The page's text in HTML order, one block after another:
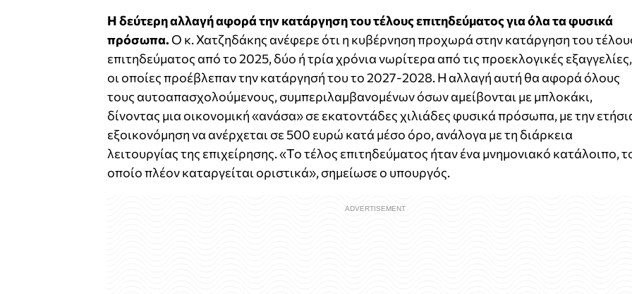
Η δεύτερη αλλαγή αφορά την κατάργηση του τέλους επιτηδεύματος για όλα τα φυσικά
πρόσωπα. Ο κ. Χατζηδάκης ανέφερε ότι η κυβέρνηση προχωρά στην κατάργηση του
επιτηδεύματος από το 2025, δύο ή τρία χρόνια νωρίτερα από τις προεκλογικές εξαγγελίες,
οι οποίες προέβλεπαν την κατάργησή του το 2027-2028. Η αλλαγή αυτή θα αφορά όλους
τους αυτοαπασχολούμενους, συμπεριλαμβανομένων όσων αμείβονται με μπλοκάκι,
δίνοντας μια οικονομική «ανάσα» σε εκατοντάδες χιλιάδες φυσικά πρόσωπα, με την
εξοικονόμηση να ανέρχεται σε 500 ευρώ κατά μέσο όρο, ανάλογα με τη διάρκεια
λειτουργίας της επιχείρησης. «Το τέλος επιτηδεύματος ήταν ένα μνημονιακό κατάλοιπο,
οποίο πλέον καταργείται οριστικά», σημείωσε ο υπουργός.